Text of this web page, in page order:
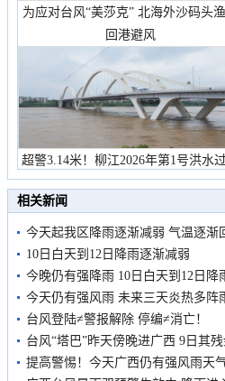
为应对台风“美莎克” 北海外沙码头
回港避风
超警3.14米！柳江2026年第1号洪水
市民在堤岸见证汛况
相关新闻
今天起我区降雨逐渐减弱 气温逐渐
10日白天到12日降雨逐渐减弱
今晚仍有强降雨 10日白天到12日降
今天仍有强风雨 未来三天炎热多阵
台风登陆≠警报解除 停编≠消亡！
台风“塔巴”昨天傍晚进广西 9日其
提高警惕！今天广西仍有强风雨天